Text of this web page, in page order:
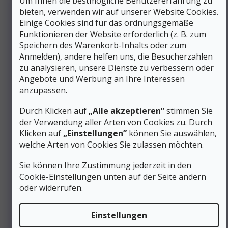
bieten, verwenden wir auf unserer Website Cookies.
Einige Cookies sind für das ordnungsgemäße
Funktionieren der Website erforderlich (z. B. zum
Speichern des Warenkorb-Inhalts oder zum
Anmelden), andere helfen uns, die Besucherzahlen
zu analysieren, unsere Dienste zu verbessern oder
Angebote und Werbung an Ihre Interessen
anzupassen.
Durch Klicken auf „Alle akzeptieren”stimmen Sie
der Verwendung aller Arten von Cookies zu. Durch
Klicken auf „Einstellungen” können Sie auswählen,
welche Arten von Cookies Sie zulassen möchten.
Sie können Ihre Zustimmung jederzeit in den
Cookie-Einstellungen unten auf der Seite ändern
oder widerrufen.
Einstellungen
Ergonomische Trekkingschuhe für
gesunde Füße
Die Alfa Vangen Advance GTX Schuhe wurden unter
Berücksichtigung der natürlichen Fußbewegung entwickelt.
Die EVA-Zwischensohle
mit integrierter
Fußgewölbestützeim mittleren Ristbereich gibt Halt beim
Gehen und beugt Ermüdung vor. Die ausgewogene
Fersengeometrie sorgt für Stabilität, ohne die natürliche
Komfort und Vorbeugung von Ermüdung auf
Wanderungen
OptimierteStoßdämpfungdurch EVA-Schaum mit
Ergonomisches Designfördert das natürliche
Belastungsmuster beim Gehen
Geeignet für das Tragen von Trekkingrucksäcken mit
unwegsamem Gelände gleichmäßig zu halten